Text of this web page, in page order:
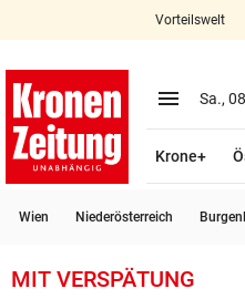
account_circle Anmelden
Vorteilswelt
menu Menü
Sa.,
Krone+
Wien Niederösterreich
MIT VERSPÄTUNG